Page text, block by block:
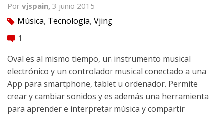
Por vjspain, 3 junio 2015
tag Música, Tecnología, Vjing
comment 1
Oval es al mismo tiempo, un instrumento musical
electrónico y un controlador musical conectado a una
App para smartphone, tablet u ordenador. Permite
crear y cambiar sonidos y es además una herramienta
para aprender e interpretar música y compartir